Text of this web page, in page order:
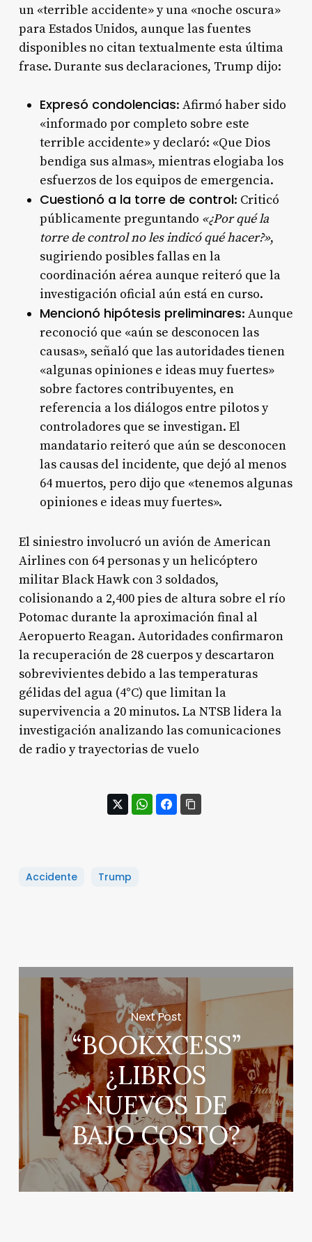
un «terrible accidente» y una «noche oscura»
para Estados Unidos, aunque las fuentes
disponibles no citan textualmente esta última
frase. Durante sus declaraciones, Trump dijo:
Expresó condolencias: Afirmó haber sido
«informado por completo sobre este
terrible accidente» y declaró: «Que Dios
bendiga sus almas», mientras elogiaba los
esfuerzos de los equipos de emergencia.
Cuestionó a la torre de control: Criticó
públicamente preguntando «¿Por qué la
torre de control no les indicó qué hacer?»,
sugiriendo posibles fallas en la
coordinación aérea aunque reiteró que la
investigación oficial aún está en curso.
Mencionó hipótesis preliminares: Aunque
reconoció que «aún se desconocen las
causas», señaló que las autoridades tienen
«algunas opiniones e ideas muy fuertes»
sobre factores contribuyentes, en
referencia a los diálogos entre pilotos y
controladores que se investigan. El
mandatario reiteró que aún se desconocen
las causas del incidente, que dejó al menos
64 muertos, pero dijo que «tenemos algunas
opiniones e ideas muy fuertes».
El siniestro involucró un avión de American
Airlines con 64 personas y un helicóptero
militar Black Hawk con 3 soldados,
colisionando a 2,400 pies de altura sobre el río
Potomac durante la aproximación final al
Aeropuerto Reagan. Autoridades confirmaron
la recuperación de 28 cuerpos y descartaron
sobrevivientes debido a las temperaturas
gélidas del agua (4°C) que limitan la
supervivencia a 20 minutos. La NTSB lidera la
investigación analizando las comunicaciones
de radio y trayectorias de vuelo
Accidente Trump
Next Post
“BOOKXCESS”
¿LIBROS
NUEVOS DE
BAJO COSTO?